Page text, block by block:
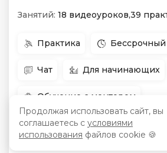
Занятий: 18 видеоуроков,39
Практика Бессрочный
Чат Для начинающих
Обучение с ментором
Начало: 8 августа Цена: 7
Продолжая использовать сайт, вы
соглашаетесь с условиями
использования файлов cookie 🍪